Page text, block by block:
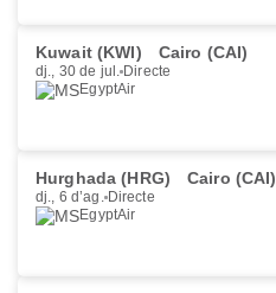
Kuwait (KWI) Cairo (CAI)
dj., 30 de jul. Directe
EgyptAir
Hurghada (HRG) Cairo (CAI)
dj., 6 d’ag. Directe
EgyptAir